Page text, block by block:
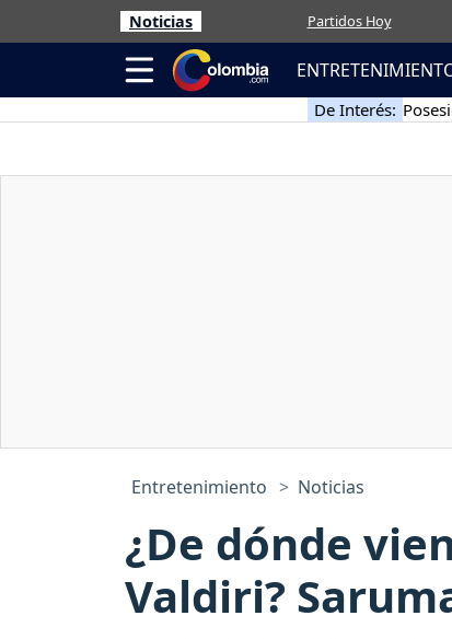
Noticias Partidos Hoy
De Interés:
Entretenimiento Noticias
¿De dónde
Valdiri?